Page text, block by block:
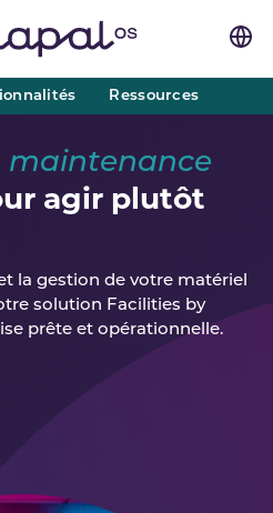
Ressources
maintenance
agir plutôt
la gestion de votre matériel
solution Facilities by
prête et opérationnelle.